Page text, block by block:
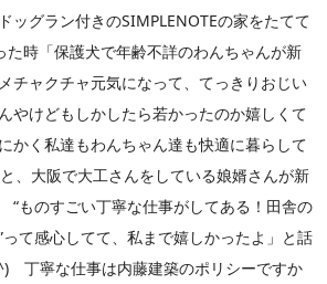
ッグラン付きのSIMPLENOTEの家をたてて
た時「保護犬で年齢不詳のわんちゃんが新
チャクチャ元気になって、てっきりおじい
やけどもしかしたら若かったのか嬉しくて
かく私達もわんちゃん達も快適に暮らして
、大阪で大工さんをしている娘婿さんが新
ものすごい丁寧な仕事がしてある！田舎の
て感心してて、私まで嬉しかったよ」と話
丁寧な仕事は内藤建築のポリシーですか